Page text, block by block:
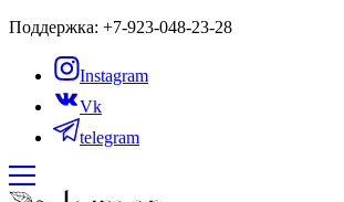
Поддержка: +7-923-048-23-28
Instagram
Vk
telegram